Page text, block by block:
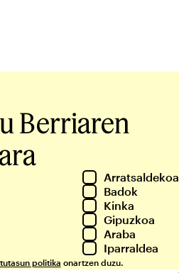
Berriaren
Arratsaldekoa
Badok
Kinka
Gipuzkoa
Araba
Iparraldea
politika onartzen duzu.